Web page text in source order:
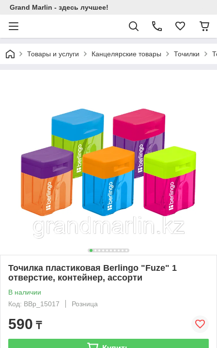
Grand Marlin - здесь лучшее!
Товары и услуги Канцелярские товары Точилки
Точилка пластиковая Berlingo "Fuze" 1
отверстие, контейнер, ассорти
В наличии
Код: BBp_15017
Розница
590 ₸